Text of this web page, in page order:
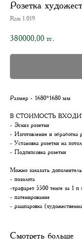
Розетка
Rzm 1.019
380000,00 тг.
Размер - 1680*1680 мм
В СТОИМОСТЬ
- Эскиз розетки
- Изготовление и обработка
- Установка розетки на
- Подгипсовка розетки
Можно заказать
- позолота
-трафарет 5500 тенге за 1 п
- патенирование
- рашпаровка
Смотреть больше